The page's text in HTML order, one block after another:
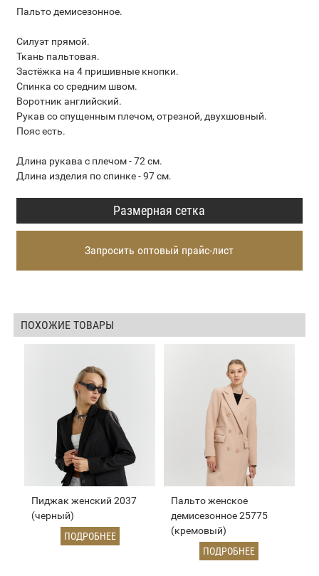
Пальто демисезонное.
Силуэт прямой.
Ткань пальтовая.
Застёжка на 4 пришивные кнопки.
Спинка со средним швом.
Воротник английский.
Рукав со спущенным плечом, отрезной, двухшовный.
Пояс есть.
Длина рукава с плечом - 72 см.
Длина изделия по спинке - 97 см.
Размерная сетка
Запросить оптовый прайс-лист
ПОХОЖИЕ ТОВАРЫ
Пиджак женский 2037
(черный)
ПОДРОБНЕЕ
Пальто женское
демисезонное 25775
(кремовый)
ПОДРОБНЕЕ